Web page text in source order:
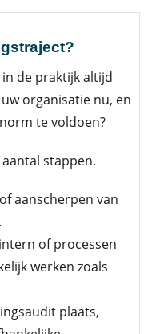
de praktijk altijd
organisatie nu, en
te voldoen?
stappen.
aanscherpen van
of processen
werken zoals
plaats,